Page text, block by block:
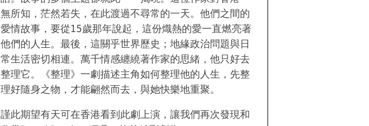
無所知，茫然若失，在此渡過不尋常的一天。他們之間的
愛情故事，要從15歲那年說起，這份熾熱的愛一直燃亮著
他們的人生。最後，這關乎世界歷史；地緣政治問題與日
常生活密切相連。萬千情感纏繞著作家的思緒，他只好去
整理它。《整理》一劇描述主角如何整理他的人生，先整
理好隨身之物，才能翩然而去，與她快樂地重聚。
謹此期望有天可在香港看到此劇上演，讓我們再次發現和